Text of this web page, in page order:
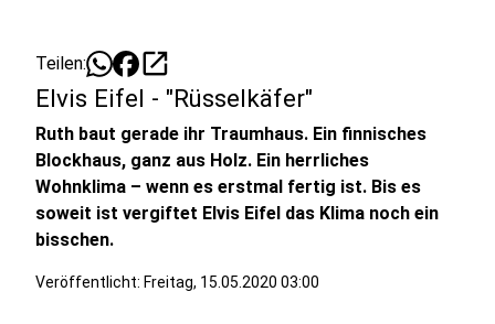
Teilen: open_in_new
Elvis Eifel - "Rüsselkäfer"
Ruth baut gerade ihr Traumhaus. Ein finnisches
Blockhaus, ganz aus Holz. Ein herrliches
Wohnklima – wenn es erstmal fertig ist. Bis es
soweit ist vergiftet Elvis Eifel das Klima noch ein
bisschen.
Veröffentlicht: Freitag, 15.05.2020 03:00